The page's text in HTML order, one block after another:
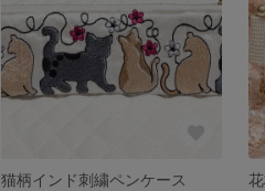
猫柄インド刺繍ペンケース